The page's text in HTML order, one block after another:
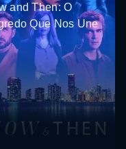
and Then: O
Que Nos Une